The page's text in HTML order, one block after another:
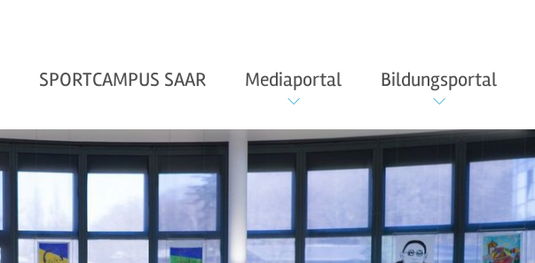
SPORTCAMPUS SAAR Mediaportal Bildungsportal